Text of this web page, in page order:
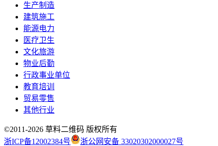
生产制造
建筑施工
能源电力
医疗卫生
文化旅游
物业后勤
行政事业单位
教育培训
贸易零售
其他行业
©2011-2026 草料二维码 版权所有
浙ICP备12002384号
浙公网安备 33020302000027号